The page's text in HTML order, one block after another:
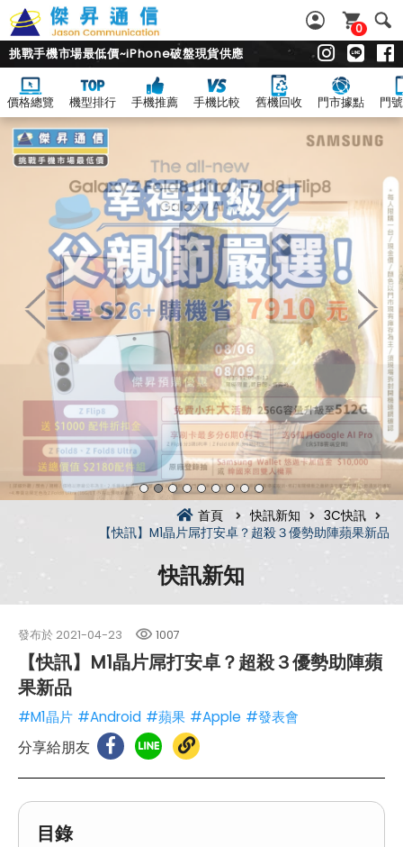
0
挑戰手機市場最低價~iPhone破盤現貨供應
價格總覽 機型排行 手機推薦 手機比較 舊機回收 門市據點 門
首頁 快訊新知
3C快訊
【快訊】M1晶片屌打安卓？超殺３優勢助陣蘋果新品
快訊新知
發布於 2021-04-23 1007
【快訊】M1晶片屌打安卓？超殺３優勢助陣蘋
果新品
#M1晶片 #Android #蘋果 #Apple #發表會
分享給朋友
目錄